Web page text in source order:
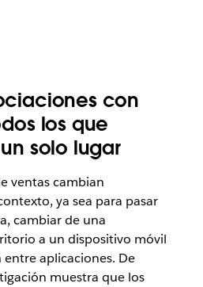
con
los que
solo lugar
ventas cambian
ya sea para pasar
cambiar de una
a un dispositivo móvil
aplicaciones. De
muestra que los